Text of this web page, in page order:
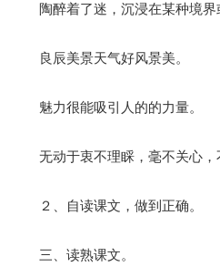
陶醉着了迷，沉浸在某种境界
良辰美景天气好风景美。
魅力很能吸引人的的力量。
无动于衷不理睬，毫不关心，
２、自读课文，做到正确。
三、读熟课文。